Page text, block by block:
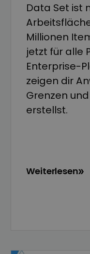
Data Set ist
Millionen
jetzt für alle
Enterprise-
zeigen dir
Grenzen
erstellst.
Weiterlesen